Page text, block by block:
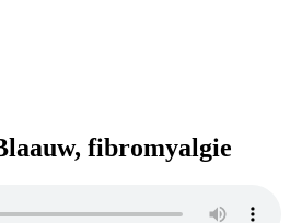
fibromyalgie